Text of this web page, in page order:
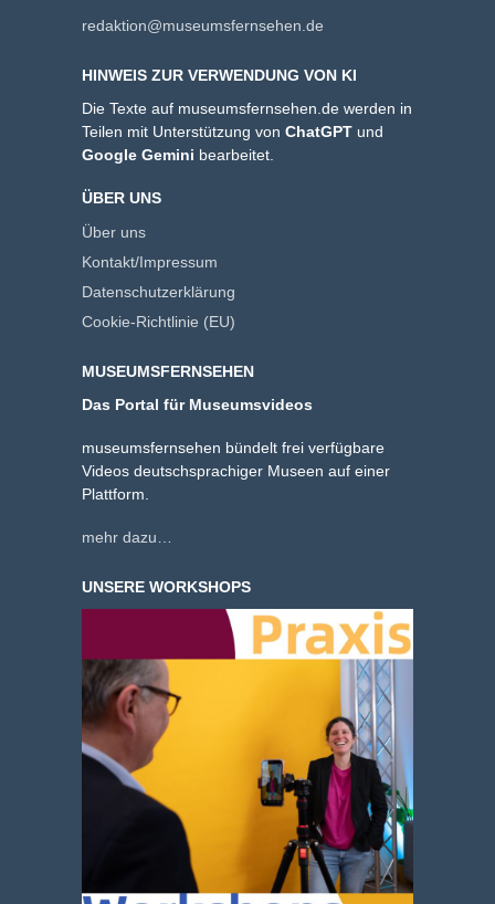
redaktion@museumsfernsehen.de
HINWEIS ZUR VERWENDUNG VON KI
Die Texte auf museumsfernsehen.de werden in
Teilen mit Unterstützung von ChatGPT und
Google Gemini bearbeitet.
ÜBER UNS
Über uns
Kontakt/Impressum
Datenschutzerklärung
Cookie-Richtlinie (EU)
MUSEUMSFERNSEHEN
Das Portal für Museumsvideos
museumsfernsehen bündelt frei verfügbare
Videos deutschsprachiger Museen auf einer
Plattform.
mehr dazu…
UNSERE WORKSHOPS